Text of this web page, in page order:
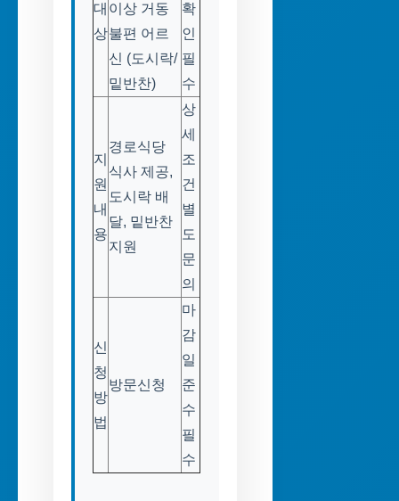
대
상
이상 거동
불편 어르
신 (도시락/
밑반찬)
확
인
필
수
지
원
내
용
경로식당
식사 제공,
도시락 배
달, 밑반찬
지원
상
세
조
건
별
도
문
의
신
청
방
법
방문신청
마
감
일
준
수
필
수